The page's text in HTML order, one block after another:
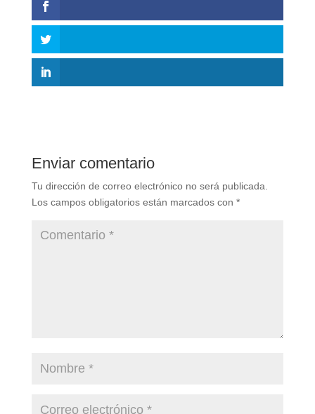
Enviar comentario
Tu dirección de correo electrónico no será publicada.
Los campos obligatorios están marcados con *